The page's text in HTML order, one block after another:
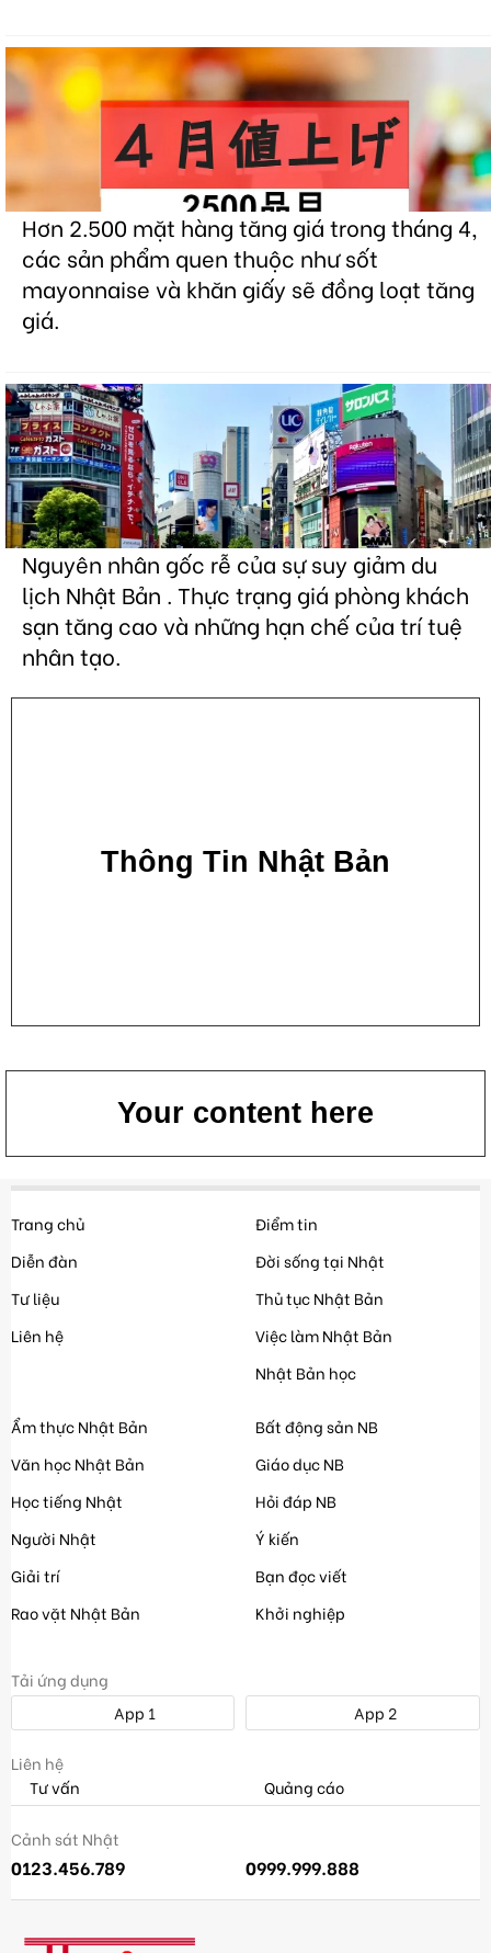
Hơn 2.500 mặt hàng tăng giá trong tháng 4,
các sản phẩm quen thuộc như sốt
mayonnaise và khăn giấy sẽ đồng loạt tăng
giá.
Nguyên nhân gốc rễ của sự suy giảm du
lịch Nhật Bản . Thực trạng giá phòng khách
sạn tăng cao và những hạn chế của trí tuệ
nhân tạo.
Thông Tin Nhật Bản
Your content here
Trang chủ
Diễn đàn
Tư liệu
Liên hệ
Điểm tin
Đời sống tại Nhật
Thủ tục Nhật Bản
Việc làm Nhật Bản
Nhật Bản học
Ẩm thực Nhật Bản
Văn học Nhật Bản
Học tiếng Nhật
Người Nhật
Giải trí
Rao vặt Nhật Bản
Bất động sản NB
Giáo dục NB
Hỏi đáp NB
Ý kiến
Bạn đọc viết
Khởi nghiệp
Tải ứng dụng
App 1
App 2
Liên hệ
Tư vấn
Quảng cáo
Cảnh sát Nhật
0123.456.789 0999.999.888